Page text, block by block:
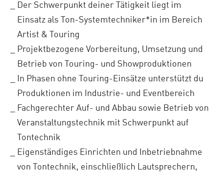
Der Schwerpunkt deiner Tätigkeit liegt im
Einsatz als Ton-Systemtechniker*in im Bereich
Artist & Touring
Projektbezogene Vorbereitung, Umsetzung und
Betrieb von Touring- und Showproduktionen
In Phasen ohne Touring-Einsätze unterstützt du
Produktionen im Industrie- und Eventbereich
Fachgerechter Auf- und Abbau sowie Betrieb von
Veranstaltungstechnik mit Schwerpunkt auf
Tontechnik
Eigenständiges Einrichten und Inbetriebnahme
von Tontechnik, einschließlich Lautsprechern,